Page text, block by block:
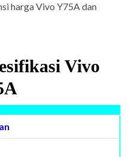
harga Vivo Y75A dan
Vivo